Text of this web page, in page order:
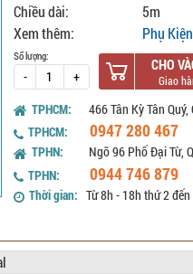
Chiều dài:
5m
Xem thêm:
Phụ
Số lượng:
- +
CHO
TPHCM:
466 Tân Kỳ Tân
TPHCM:
0947 280 467
TPHN:
Ngõ 96 Phố Đại Từ,
TPHN:
0944 746 879
Thời gian: Từ 8h - 18h thứ 2